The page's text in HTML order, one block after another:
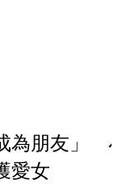
為朋友」
愛女